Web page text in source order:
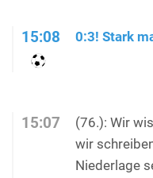
15:08 0:3! Stark
15:07
(76.): Wir
wir
Niederlage